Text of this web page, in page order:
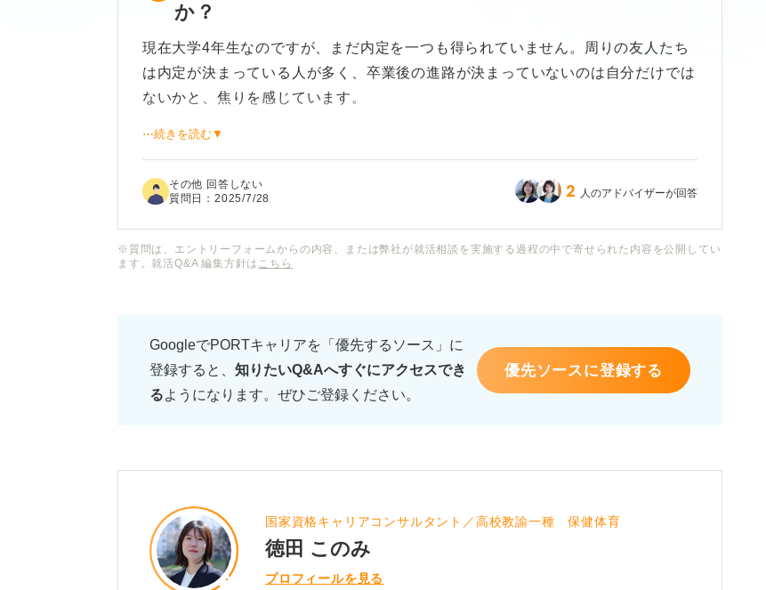
か？
現在大学4年生なのですが、まだ内定を一つも得られていません。周りの友人たち
は内定が決まっている人が多く、卒業後の進路が決まっていないのは自分だけでは
ないかと、焦りを感じています。
夏以降に内定を得るために、どのような行動を取るべきでしょうか？
⋯続きを読む▼
その他 回答しない
質問日：2025/7/28 2 人のアドバイザーが回答
※質問は、エントリーフォームからの内容、または弊社が就活相談を実施する過程の中で寄せられた内容を公開してい
ます。就活Q&A 編集方針は こちら
GoogleでPORTキャリアを「優先するソース」に
登録すると、 知りたいQ&Aへすぐにアクセスでき
るようになります。ぜひご登録ください。
優先ソースに登録する
国家資格キャリアコンサルタント／高校教諭一種 保健体育
徳田 このみ
プロフィールを見る